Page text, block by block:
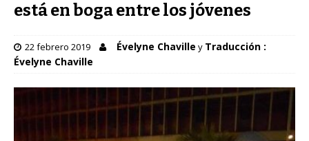
está en boga entre los jóvenes
22 febrero 2019 Évelyne Chaville y Traducción :
Évelyne Chaville